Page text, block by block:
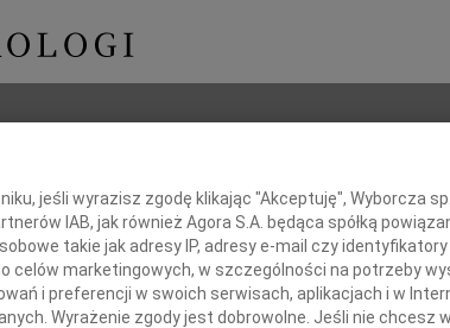
Imię i
INNE
jeśli wyrazisz zgodę klikając "Akceptuję", Wyborcza
IAB, jak również Agora S.A. będąca spółką
takie jak adresy IP, adresy e-mail czy
celów marketingowych, w szczególności na potrzeby
i preferencji w swoich serwisach, aplikacjach i w
Wyrażenie zgody jest dobrowolne. Jeśli nie chcesz